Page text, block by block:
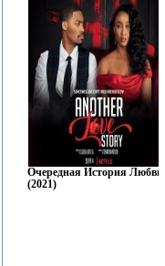
Очередная История Любви
(2021)